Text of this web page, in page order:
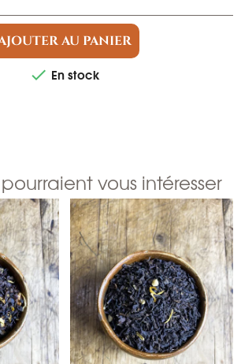
AU PANIER
 En stock
vous intéresser